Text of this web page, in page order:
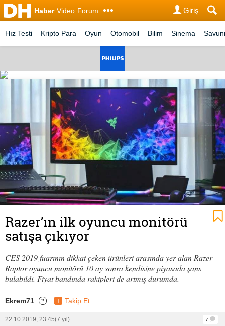
Haber Video Forum Giriş
Hız Testi Kripto Para Oyun Otomobil Bilim Sinema
Razer’ın ilk oyuncu monitörü
satışa çıkıyor
CES 2019 fuarının dikkat çeken ürünleri arasında yer alan Razer
Raptor oyuncu monitörü 10 ay sonra kendisine piyasada şans
bulabildi. Fiyat bandında rakipleri de artmış durumda.
Ekrem71 ? + Takip Et
22.10.2019, 23:45(7 yıl)
7